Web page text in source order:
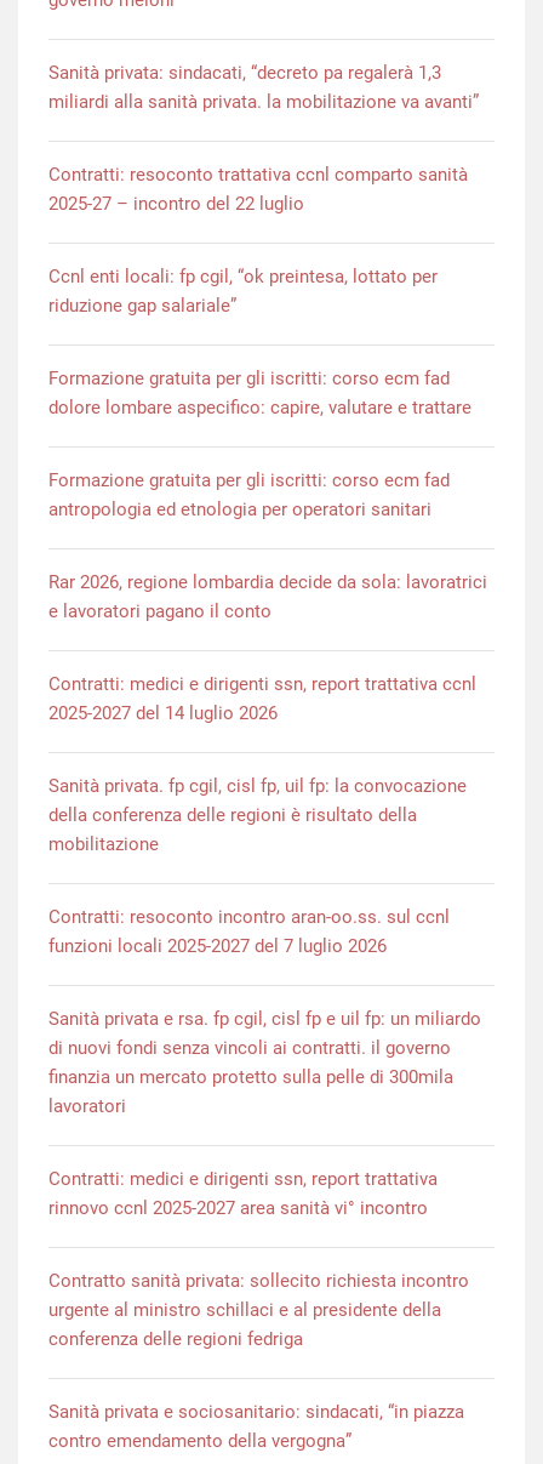
Sanità privata: sindacati, “decreto pa regalerà 1,3
miliardi alla sanità privata. la mobilitazione va avanti”
Contratti: resoconto trattativa ccnl comparto sanità
2025-27 – incontro del 22 luglio
Ccnl enti locali: fp cgil, “ok preintesa, lottato per
riduzione gap salariale”
Formazione gratuita per gli iscritti: corso ecm fad
dolore lombare aspecifico: capire, valutare e trattare
Formazione gratuita per gli iscritti: corso ecm fad
antropologia ed etnologia per operatori sanitari
Rar 2026, regione lombardia decide da sola: lavoratrici
e lavoratori pagano il conto
Contratti: medici e dirigenti ssn, report trattativa ccnl
2025-2027 del 14 luglio 2026
Sanità privata. fp cgil, cisl fp, uil fp: la convocazione
della conferenza delle regioni è risultato della
mobilitazione
Contratti: resoconto incontro aran-oo.ss. sul ccnl
funzioni locali 2025-2027 del 7 luglio 2026
Sanità privata e rsa. fp cgil, cisl fp e uil fp: un miliardo
di nuovi fondi senza vincoli ai contratti. il governo
finanzia un mercato protetto sulla pelle di 300mila
lavoratori
Contratti: medici e dirigenti ssn, report trattativa
rinnovo ccnl 2025-2027 area sanità vi° incontro
Contratto sanità privata: sollecito richiesta incontro
urgente al ministro schillaci e al presidente della
conferenza delle regioni fedriga
Sanità privata e sociosanitario: sindacati, “in piazza
contro emendamento della vergogna”